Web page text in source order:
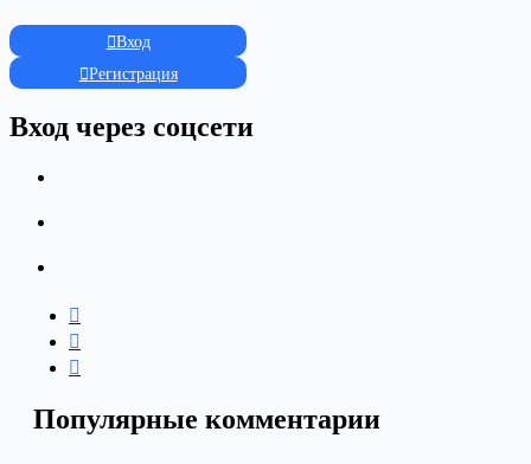
Вход
Регистрация
Вход через соцсети
Популярные комментарии